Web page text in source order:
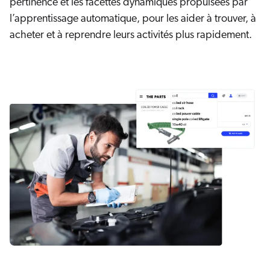
pertinence et les facettes dynamiques propulsées par
l’apprentissage automatique, pour les aider à trouver, à
acheter et à reprendre leurs activités plus rapidement.